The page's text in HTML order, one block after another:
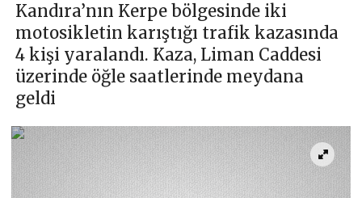
Kandıra’nın Kerpe bölgesinde iki
motosikletin karıştığı trafik kazasında
4 kişi yaralandı. Kaza, Liman Caddesi
üzerinde öğle saatlerinde meydana
geldi